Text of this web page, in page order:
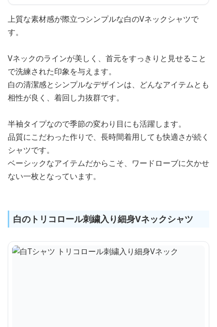
上質な素材感が際立つシンプルな白のVネックシャツで
す。
Vネックのラインが美しく、首元をすっきりと見せること
で洗練された印象を与えます。
白の清潔感とシンプルなデザインは、どんなアイテムとも
相性が良く、着回し力抜群です。
半袖タイプなので季節の変わり目にも活躍します。
品質にこだわった作りで、長時間着用しても快適さが続く
シャツです。
ベーシックなアイテムだからこそ、ワードローブに欠かせ
ない一枚となっています。
白のトリコロール刺繍入り細身Vネックシャツ